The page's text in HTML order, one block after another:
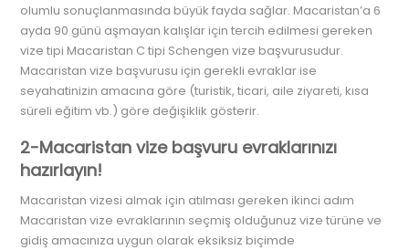
olumlu sonuçlanmasında büyük fayda sağlar. Macaristan’a 6
ayda 90 günü aşmayan kalışlar için tercih edilmesi gereken
vize tipi Macaristan C tipi Schengen vize başvurusudur.
Macaristan vize başvurusu için gerekli evraklar ise
seyahatinizin amacına göre (turistik, ticari, aile ziyareti, kısa
süreli eğitim vb.) göre değişiklik gösterir.
2-Macaristan vize başvuru evraklarınızı
hazırlayın!
Macaristan vizesi almak için atılması gereken ikinci adım
Macaristan vize evraklarının seçmiş olduğunuz vize türüne ve
gidiş amacınıza uygun olarak eksiksiz biçimde